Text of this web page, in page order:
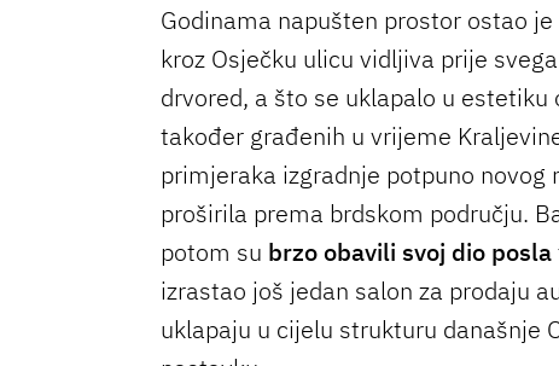
Godinama napušten prostor ostao
kroz Osječku ulicu vidljiva prije
drvored, a što se uklapalo u
također građenih u vrijeme
primjeraka izgradnje potpuno novog
proširila prema brdskom području.
potom su brzo obavili svoj dio posla
izrastao još jedan salon za prodaju
uklapaju u cijelu strukturu današnje